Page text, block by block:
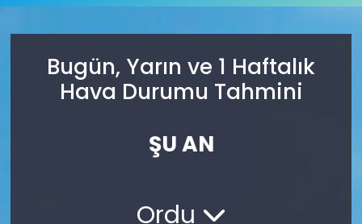
Bugün, Yarın ve 1 Haftalık
Hava Durumu Tahmini
ŞU AN
Ordu
Süper Lig Puan Durumu ve Fikstür
Son Dakika Haberleri